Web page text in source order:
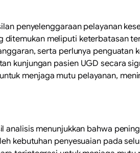
penyelenggaraan pelayanan
meliputi keterbatasan
serta perlunya penguatan
kunjungan pasien UGD secara
menjaga mutu pelayanan,
menunjukkan bahwa
kebutuhan penyesuaian pada